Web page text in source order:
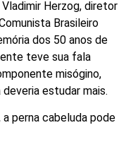
Herzog, diretor
Brasileiro
dos 50 anos de
teve sua fala
misógino,
estudar mais.
perna cabeluda pode